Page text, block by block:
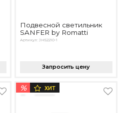
Подвесной светильник
SANFER by Romatti
Артикул: JH52210-1
Запросить цену
% ХИТ